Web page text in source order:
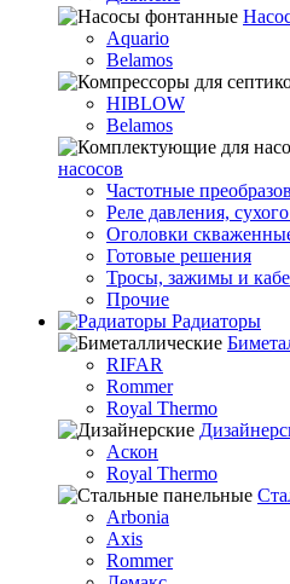
Aquario
Belamos
HIBLOW
Belamos
насосов
Частотные
Реле давления,
Оголовки
Готовые решения
Тросы, зажимы и
Прочие
Радиаторы
RIFAR
Rommer
Royal Thermo
Аскон
Royal Thermo
Arbonia
Axis
Rommer